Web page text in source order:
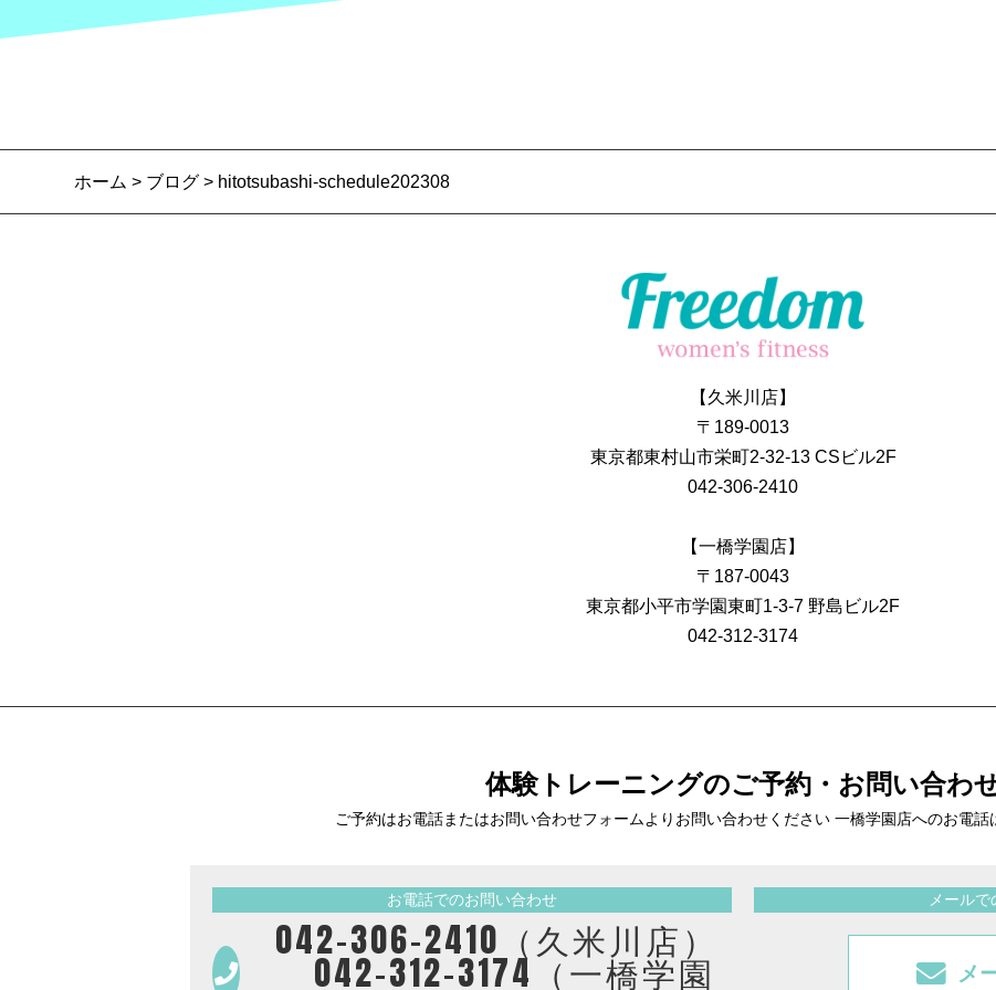
ホーム> ブログ > hitotsubashi-schedule202308
【久米川店】
〒189-0013
東京都東村山市栄町2-32-13 CSビル2F
042-306-2410
【一橋学園店】
〒187-0043
東京都小平市学園東町1-3-7 野島ビル2F
042-312-3174
体験トレーニングのご予約・お問い合わ
ご予約はお電話またはお問い合わせフォームより お問い合わせください 一橋学園店へのお電話
お電話でのお問い合わせ
042-306-2410（久米川店）
042-312-3174（一橋学園
メールで
メ